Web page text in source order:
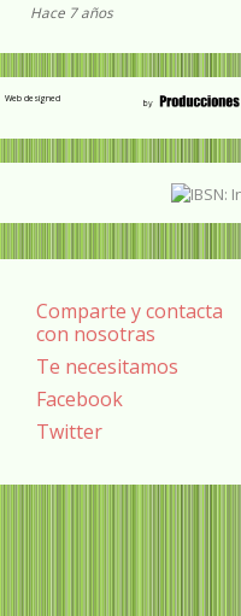
Hace 7 años
Web designed
Comparte y contacta
con nosotras
Te necesitamos
Facebook
Twitter